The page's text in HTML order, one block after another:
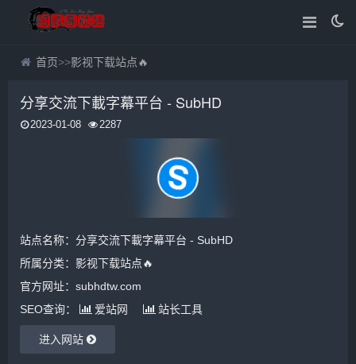
首页>>影视下载站点🔥
分享交流下載字幕平台 - SubHD
2023-01-08 2287
站点名称：分享交流下載字幕平台 - SubHD
所属分类： 影视下载站点🔥
官方网址：subhdtw.com
SEO查询：
爱站网 站长工具
进入网站